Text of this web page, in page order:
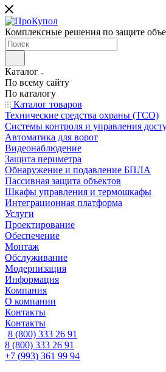
Комплексные решения по защите
Каталог
По всему сайту
По каталогу
Каталог товаров
Технические средства охраны (ТСО)
Системы контроля и управления
Автоматика для ворот
Видеонаблюдение
Защита периметра
Обнаружение и подавление БПЛА
Пассивная защита объектов
Шкафы управления и термошкафы
Интеграционная платформа
Услуги
Проектирование
Обеспечение
Монтаж
Обслуживание
Модернизация
Информация
Компания
О компании
Контакты
Контакты
8 (800) 333 26 91
8 (800) 333 26 91
+7 (993) 361 99 94